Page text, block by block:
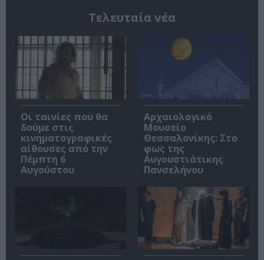
Τελευταία νέα
Οι ταινίες που θα
δούμε στις
κινηματογραφικές
αίθουσες από την
Πέμπτη 6
Αυγούστου
Αρχαιολογικό
Μουσείο
Θεσσαλονίκης: Στο
φως της
Αυγουστιάτικης
Πανσελήνου